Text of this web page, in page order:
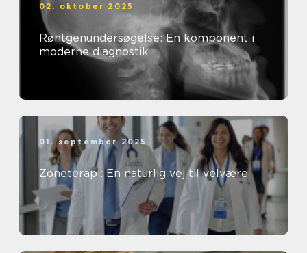
02. oktober 2025
Røntgenundersøgelse: En komponent i
moderne diagnostik
01. september 2025
Zoneterapi: En naturlig vej til velvære